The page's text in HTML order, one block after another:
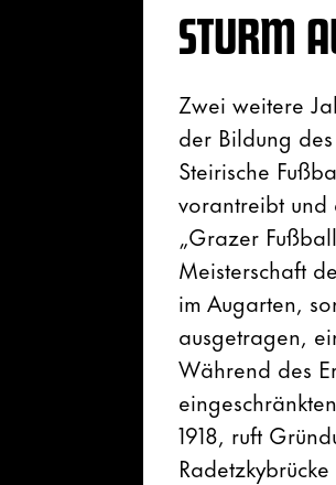
STURM
Zwei weitere
der Bildung
Steirische
vorantreibt und
„Grazer
Meisterschaft
im Augarten,
ausgetragen,
Während des
1918, ruft